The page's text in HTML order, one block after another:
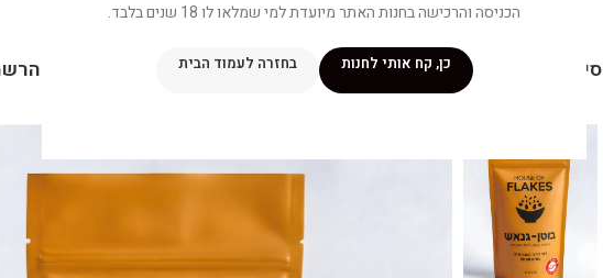
הכניסה והרכישה בחנות האתר מיועדת למי שמלאו לו 18 שנים בלבד.
כן, קח אותי לחנות בחזרה לעמוד הבית שלי מתכוניםמנוי ״אליטה פלוס״חנותפרסומים במדיה